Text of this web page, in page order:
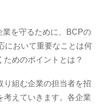
を守るために、BCPの
において重要なことは何
めのポイントとは？​
り組む企業の担当者を招
考えていきます。各企業